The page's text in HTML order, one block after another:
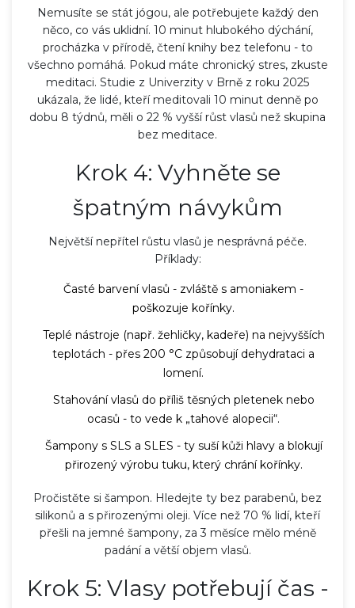
Nemusíte se stát jógou, ale potřebujete každý den
něco, co vás uklidní. 10 minut hlubokého dýchání,
procházka v přírodě, čtení knihy bez telefonu - to
všechno pomáhá. Pokud máte chronický stres, zkuste
meditaci. Studie z Univerzity v Brně z roku 2025
ukázala, že lidé, kteří meditovali 10 minut denně po
dobu 8 týdnů, měli o 22 % vyšší růst vlasů než skupina
bez meditace.
Krok 4: Vyhněte se
špatným návykům
Největší nepřítel růstu vlasů je nesprávná péče.
Příklady:
Časté barvení vlasů - zvláště s amoniakem -
poškozuje kořínky.
Teplé nástroje (např. žehličky, kadeře) na nejvyšších
teplotách - přes 200 °C způsobují dehydrataci a
lomení.
Stahování vlasů do příliš těsných pletenek nebo
ocasů - to vede k „tahové alopecii“.
Šampony s SLS a SLES - ty suší kůži hlavy a blokují
přirozený výrobu tuku, který chrání kořínky.
Pročistěte si šampon. Hledejte ty bez parabenů, bez
silikonů a s přirozenými oleji. Více než 70 % lidí, kteří
přešli na jemné šampony, za 3 měsíce mělo méně
padání a větší objem vlasů.
Krok 5: Vlasy potřebují čas -